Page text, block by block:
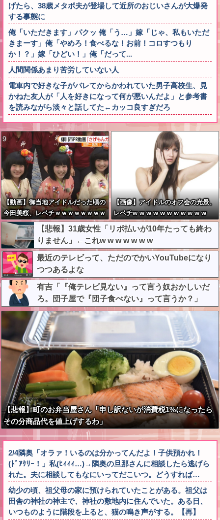
げたら、38歳メタボ夫が登場して近所のおじいさんが大爆発
する事態に
俺「いただきます」パクッ 俺「う…」嫁「じゃ、私もいただ
きまーす」俺「やめろ！食べるな！お前！コロすつもり
か！？」嫁「ひどい！」俺「だって...
人間関係あまり苦労していない人
電車内で好きな子がバレてからかわれていた男子高校生、見
かねた友人が「人を好きになって何が悪いんだよ」と参考書
を読みながら淡々と話してた←カッコ良すぎだろ
【動画】御当地アイドルだった頃の
今田美桜、レベチｗｗｗｗｗｗｗｗ
ｗｗｗｗｗｗｗｗｗｗ
【画像】アイドルのオフ会の光景、
レベチw w w w w w w w w w w
【悲報】31歳女性「リボ払いが10年たっても終わ
りません」←これw w w w w w w
最近のテレビって、ただのでかいYouTubeになり
つつあるよな
有吉「『俺テレビ見ない』って言う奴おかしいだ
ろ。団子屋で『団子食べない』って言うか？」
【悲報】町のお弁当屋さん「申し訳ないが消費税1%になったら
その分商品代を値上げするわ」
2/4隣奥「オラァ！いるのは分かってんだよ！子供預かれ！
(ﾄﾞｱｹﾘｰ！」私(ﾋｨｨｨ…)→隣奥の旦那さんに相談したら逃げら
れた。夫に相談してもなにいってだこいつ。どうすれば…
幼少の頃、祖父母の家に預けられていたことがある。祖父は
田舎の神社の神主で、神社の敷地内に住んでいた。ある日、
いつものように階段を上ると、猫の鳴き声がする。【再】